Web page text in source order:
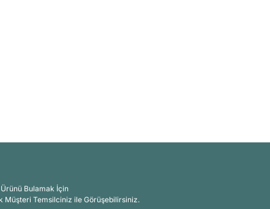
Ürünü Bulamak İçin
Müşteri Temsilciniz ile Görüşebilirsiniz.